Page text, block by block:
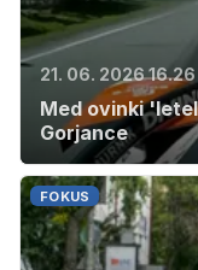
21. 06. 2026 16.26
Med ovinki
Gorjance
FOKUS